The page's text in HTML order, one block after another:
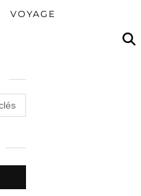
VOYAGE